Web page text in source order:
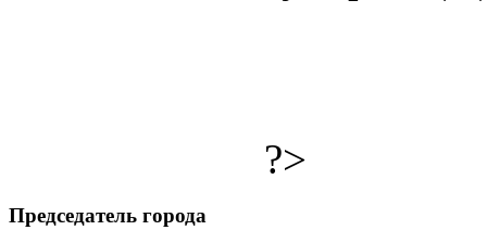
?>
Председатель города